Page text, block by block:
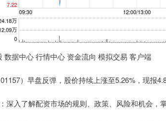
数据中心 行情中心 资金流向 模拟交易 客户端
）早盘反弹，股价持续上涨至5.26%，现报
深入了解配资市场的规则、政策、风险和机会，